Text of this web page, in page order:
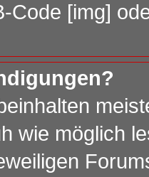
Code [img]
wie möglich